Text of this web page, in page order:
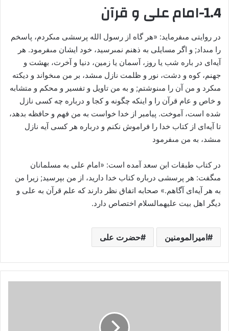
1.4-امام علی و قرآن
در روایتی مى‏فرماید: «هر گاه از رسول الله پرسشی مى‏کردم، پاسخم
را مى‏داد; و اگر مسایلی به ذهنم نمى‏رسید، خود ایشان مى‏فرمود. هر
آیه‌ای در باره ‏شب یا روز، آسمان یا زمین، دنیا و آخرت، بهشت و
جهنم، کوه و دشت، نور و ظلمت نازل مى‏شد، بر من مى‏خواند و دیکته
مى‏کرد و من ‏آن را مى‏نوشتم; و به من تاویل و تفسیر و محکم و متشابه
و خاص ‏و عام قرآن را و اینکه چگونه و کجا و درباره چه کسى نازل
شده ‏است، آموخت. پیامبر از خدا خواست‏ به من فهم و حافظه بدهد،
تا آیه‌ای از کتاب خدا را فراموش نکنم و درباره هر کسى آیه نازل
‏مى‏شد، به من مى‏فرمود
در کتاب طبقات ابن سعد آمده است: «امام على به مسلمانان
مى‏گفت: هر پرسشی درباره کتاب خدا دارید، از من بپرسید; زیرا من
به هر آیه‌ای آگاهم.» صحابه‏ اتفاق نظر دارند که علم قرآن به على و
دیگر اهل بیت علیهم‏السلام اختصاص دارد.
امیرالمومنین حضرت علی